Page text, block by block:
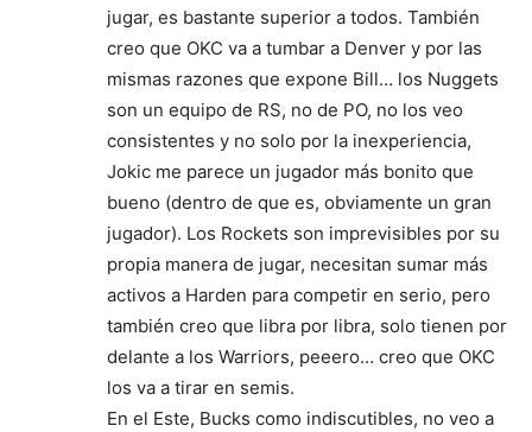
jugar, es bastante superior a todos. También
creo que OKC va a tumbar a Denver y por las
mismas razones que expone Bill… los Nuggets
son un equipo de RS, no de PO, no los veo
consistentes y no solo por la inexperiencia,
Jokic me parece un jugador más bonito que
bueno (dentro de que es, obviamente un gran
jugador). Los Rockets son imprevisibles por su
propia manera de jugar, necesitan sumar más
activos a Harden para competir en serio, pero
también creo que libra por libra, solo tienen por
delante a los Warriors, peeero… creo que OKC
los va a tirar en semis.
En el Este, Bucks como indiscutibles, no veo a